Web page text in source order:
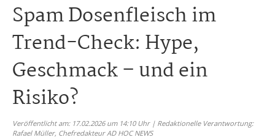
Spam Dosenfleisch im
Trend-Check: Hype,
Geschmack – und ein
Risiko?
Veröffentlicht am: 17.02.2026 um 14:10 Uhr | Redaktionelle Verantwortung:
Rafael Müller, Chefredakteur AD HOC NEWS